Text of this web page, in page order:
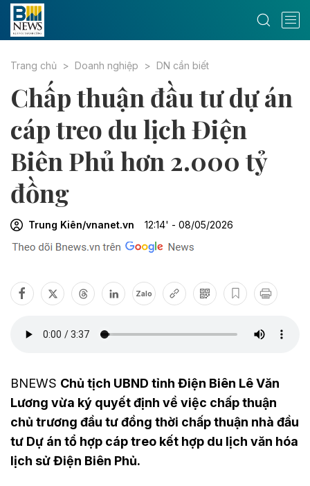
Trang chủ Doanh nghiệp DN cần biết
Chấp thuận đầu tư dự án
cáp treo du lịch Điện
Biên Phủ hơn 2.000 tỷ
đồng
Trung Kiên/vnanet.vn 12:14' - 08/05/2026
Zalo
BNEWS Chủ tịch UBND tỉnh Điện Biên Lê Văn
Lương vừa ký quyết định về việc chấp thuận
chủ trương đầu tư đồng thời chấp thuận nhà đầu
tư Dự án tổ hợp cáp treo kết hợp du lịch văn hóa
lịch sử Điện Biên Phủ.